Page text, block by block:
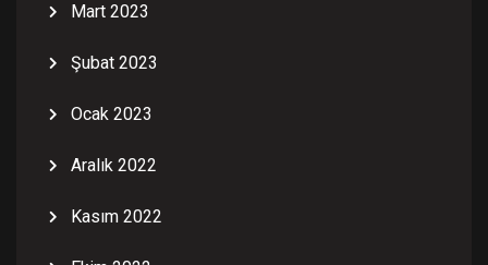
Mart 2023
Şubat 2023
Ocak 2023
Aralık 2022
Kasım 2022